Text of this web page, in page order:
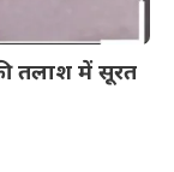
तलाश में सूरत